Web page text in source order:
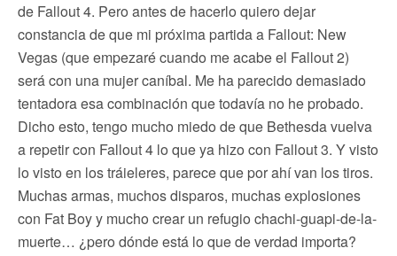
de Fallout 4. Pero antes de hacerlo quiero dejar
constancia de que mi próxima partida a Fallout: New
Vegas (que empezaré cuando me acabe el Fallout 2)
será con una mujer caníbal. Me ha parecido demasiado
tentadora esa combinación que todavía no he probado.
Dicho esto, tengo mucho miedo de que Bethesda vuelva
a repetir con Fallout 4 lo que ya hizo con Fallout 3. Y visto
lo visto en los tráieleres, parece que por ahí van los tiros.
Muchas armas, muchos disparos, muchas explosiones
con Fat Boy y mucho crear un refugio chachi-guapi-de-la-
muerte… ¿pero dónde está lo que de verdad importa?